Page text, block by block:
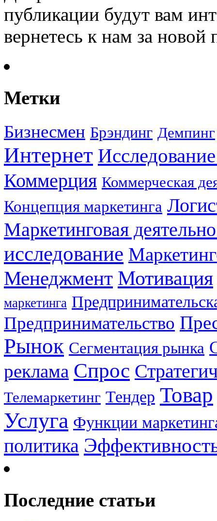
публикации будут вам
вернетесь к нам за
Метки
Бизнесмен Брэндинг Демпинг
Интернет
Коммерция Коммерческая
Концепция маркетинга
Маркетинговая
исследование
Менеджмент Мотивация
маркетинга
Предпринимательство
Рынок Сегментация рынка
реклама Спрос
Телемаркетинг Тендер Товар
Услуга Функции
политика
Последние статьи